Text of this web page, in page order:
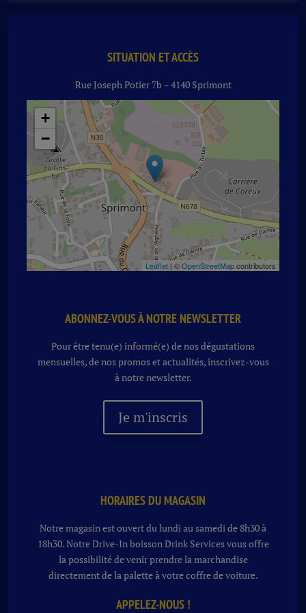
SITUATION ET ACCÈS
Rue Joseph Potier 7b – 4140 Sprimont
+
−
Leaflet| ©OpenStreetMapcontributors
ABONNEZ-VOUS À NOTRE NEWSLETTER
Pour être tenu(e) informé(e) de nos dégustations
mensuelles, de nos promos et actualités, inscrivez-vous
à notre newsletter.
Je m'inscris
HORAIRES DU MAGASIN
Notre magasin est ouvert du lundi au samedi de 8h30 à
18h30. NotreDrive-In boissonDrink Services vous offre
la possibilité de venir prendre la marchandise
directement de la palette à votre coffre de voiture.
APPELEZ-NOUS !